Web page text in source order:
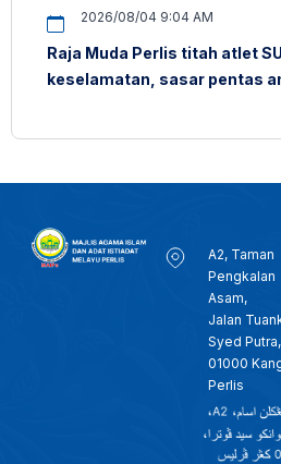
2026/08/04 9:04 AM
Raja Muda Perlis titah atlet
keselamatan, sasar pentas
A2, Taman
Pengkalan
Asam,
Jalan
Syed Putra,
01000
Perlis